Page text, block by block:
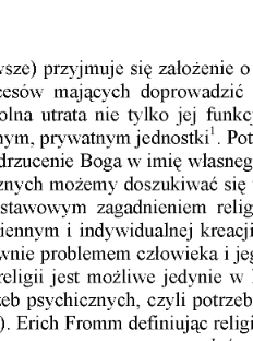
przyjmuje  się założenie
mających  doprowadzić
utrata  nie  tylko  jej
prywatnym jednostki1.
Boga w imię
możemy doszukiwać
zagadnieniem
i  indywidualnej  kreacji
problemem człowieka i
jest możliwe jedynie  w
psychicznych,  czyli
Erich Fromm definiując